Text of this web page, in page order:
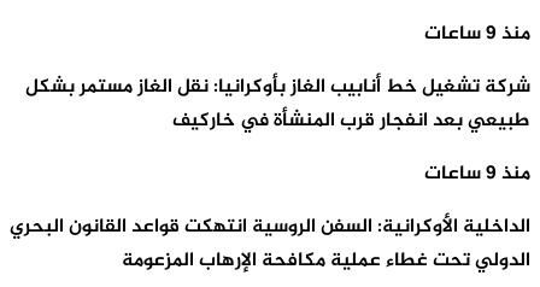
منذ 9 ساعات
شركة تشغيل خط أنابيب الغاز بأوكرانيا: نقل الغاز مستمر بشكل
طبيعي بعد انفجار قرب المنشأة في خاركيف
منذ 9 ساعات
الداخلية الأوكرانية: السفن الروسية انتهكت قواعد القانون البحري
الدولي تحت غطاء عملية مكافحة الإرهاب المزعومة